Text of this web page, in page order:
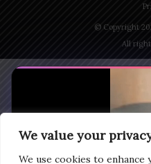
We value your
We use cookies to
© Copyright
All